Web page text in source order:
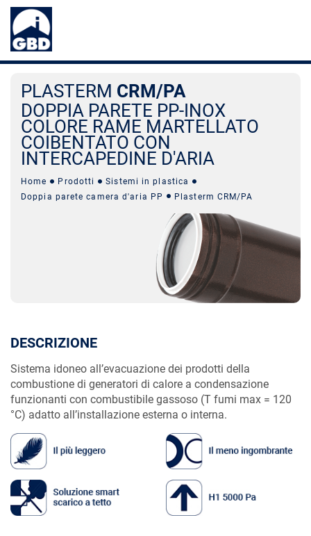
PLASTERM CRM/PA
DOPPIA PARETE PP-INOX
COLORE RAME MARTELLATO
COIBENTATO CON
INTERCAPEDINE D'ARIA
Home Prodotti
Sistemi in plastica
Doppia parete camera d'aria PP
Plasterm CRM/PA
DESCRIZIONE
Sistema idoneo all’evacuazione dei prodotti della
combustione di generatori di calore a condensazione
funzionanti con combustibile gassoso (T fumi max = 120
°C) adatto all’installazione esterna o interna.